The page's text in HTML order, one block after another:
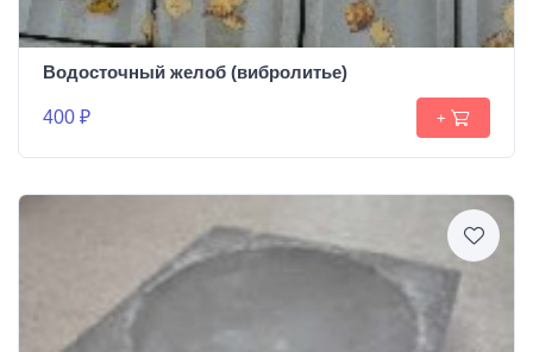
Водосточный желоб (вибролитье)
400 ₽ +